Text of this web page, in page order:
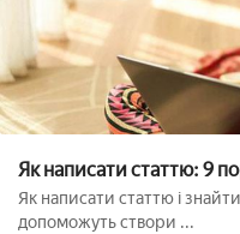
Як написати статтю: 9
Як написати статтю і
допоможуть створи ...